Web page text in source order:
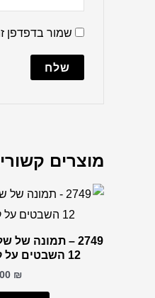
שמור בדפדפן
מוצרים
2749 – תמונה
12 השבטים על קנבס או זכוכית
₪